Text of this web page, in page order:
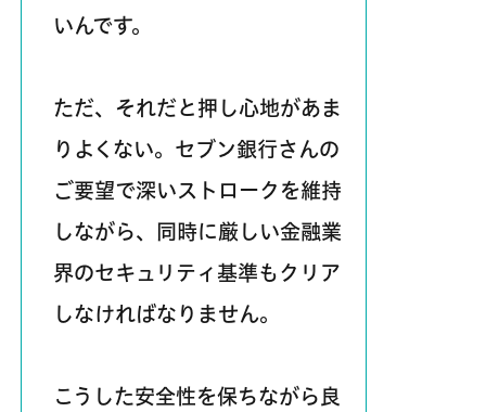
いんです。
ただ、それだと押し心地があま
りよくない。セブン銀行さんの
ご要望で深いストロークを維持
しながら、同時に厳しい金融業
界のセキュリティ基準もクリア
しなければなりません。
こうした安全性を保ちながら良